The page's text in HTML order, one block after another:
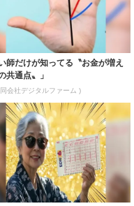
い師だけが知ってる〝お金が増え
共通点〟」
会社デジタルファーム )